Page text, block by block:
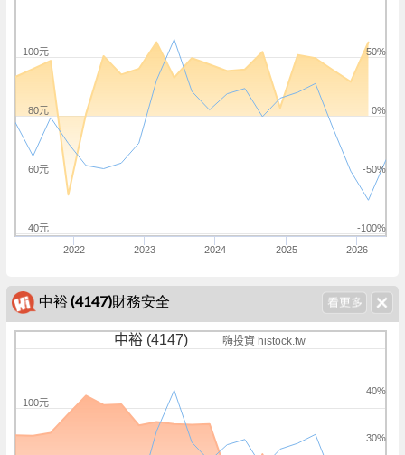
2022 2023 2024 2025 2026
-100%
-50%
0%
50%
40元
60元
80元
100元
中裕 (4147)財務安全
中裕 (4147) 嗨投資 histock.tw
30%
40%
100元